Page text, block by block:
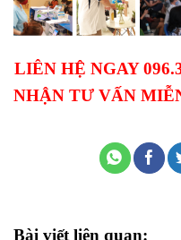
LIÊN HỆ NGAY
NHẬN TƯ VẤN
Bài viết liên quan: